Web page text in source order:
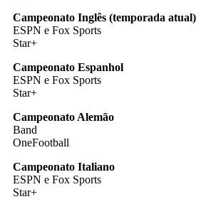
Campeonato Inglês (temporada atual)
ESPN e Fox Sports
Star+
Campeonato Espanhol
ESPN e Fox Sports
Star+
Campeonato Alemão
Band
OneFootball
Campeonato Italiano
ESPN e Fox Sports
Star+